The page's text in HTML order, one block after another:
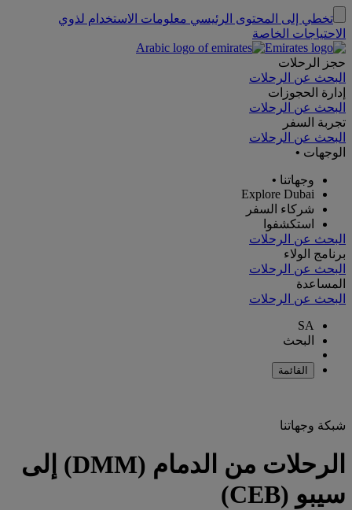
تخطي إلى المحتوى الرئيسي معلومات الاستخدام لذوي
الاحتياجات الخاصة
حجز الرحلات
البحث عن الرحلات
إدارة الحجوزات
البحث عن الرحلات
تجربة السفر
البحث عن الرحلات
الوجهات •
وجهاتنا •
Explore Dubai
شركاء السفر
استكشفوا
البحث عن الرحلات
برنامج الولاء
البحث عن الرحلات
المساعدة
البحث عن الرحلات
SA
البحث
القائمة
شبكة وجهاتنا
الرحلات من الدمام (DMM) إلى
سيبو (CEB)